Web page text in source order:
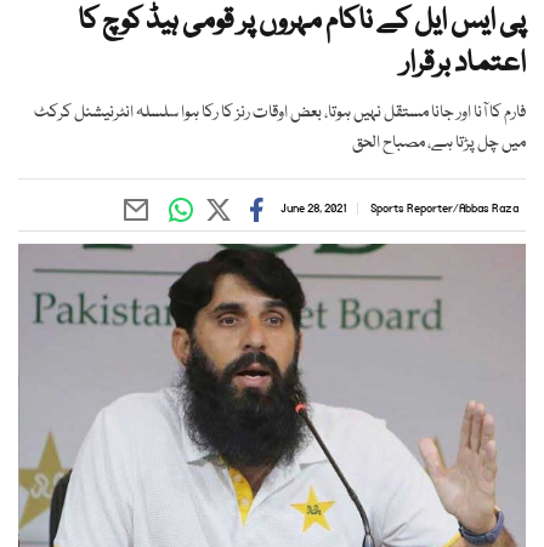
پی ایس ایل کے ناکام مہروں پر قومی ہیڈ کوچ کا
اعتماد برقرار
فارم کا آنا اور جانا مستقل نہیں ہوتا، بعض اوقات رنز کا رکا ہوا سلسلہ انٹرنیشنل کرکٹ
میں چل پڑتا ہے، مصباح الحق
Sports Reporter/Abbas Raza
June 28, 2021